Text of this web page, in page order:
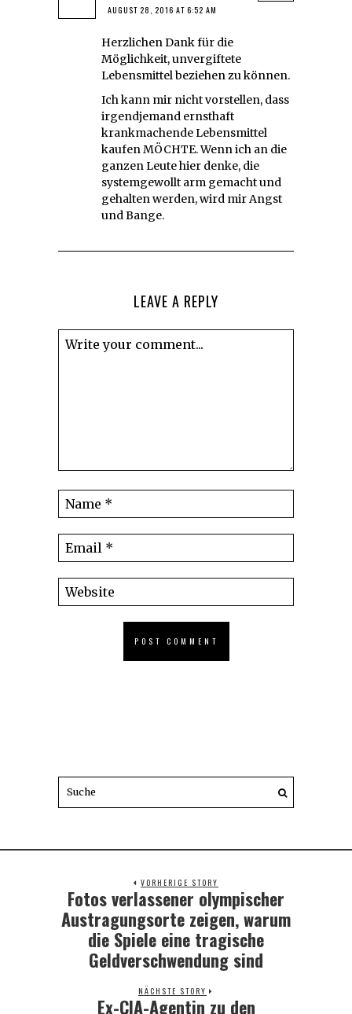
AUGUST 28, 2016 AT 6:52 AM
Herzlichen Dank für die
Möglichkeit, unvergiftete
Lebensmittel beziehen zu können.
Ich kann mir nicht vorstellen, dass
irgendjemand ernsthaft
krankmachende Lebensmittel
kaufen MÖCHTE. Wenn ich an die
ganzen Leute hier denke, die
systemgewollt arm gemacht und
gehalten werden, wird mir Angst
und Bange.
LEAVE A REPLY
VORHERIGE STORY
Previous
Fotos verlassener olympischer
Austragungsorte zeigen, warum
die Spiele eine tragische
Geldverschwendung sind
NÄCHSTE STORY
Next
Ex-CIA-Agentin zu den